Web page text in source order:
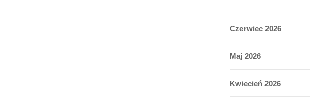
Czerwiec 2026
Maj 2026
Kwiecień 2026